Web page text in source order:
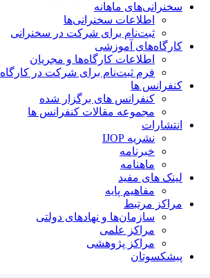
سخنرانی‌های ماهانه
اطلاعات سخنرانی‌‌ها
ثبت‌نام برای شرکت در سخنرانی
کارگاه‌های آموزشی
اطلاعات کارگاه‌ها و مجریان
فرم ثبت‌نام برای شرکت در کارگاه
کنفرانس ها
کنفرانس های برگزار شده
مجموعه مقالات کنفرانس ها
انتشارات
نشریه IJOP
خبرنامه
ماهنامه
لینک های مفید
مفاهیم پایه
مراکز مرتبط
سازمان‌ها و نهادهای دولتی
مراکز علمی
مراکز پژوهشی
پیشکسوتان